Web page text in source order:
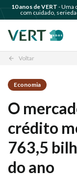
10 anos de VERT - Uma
com cuidado,
arrow_back Voltar
Economia
O
crédito
763,5
do ano